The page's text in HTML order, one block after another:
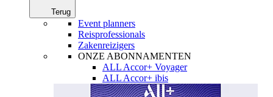
Terug
Event planners
Reisprofessionals
Zakenreizigers
ONZE ABONNAMENTEN
ALL Accor+ Voyager
ALL Accor+ ibis